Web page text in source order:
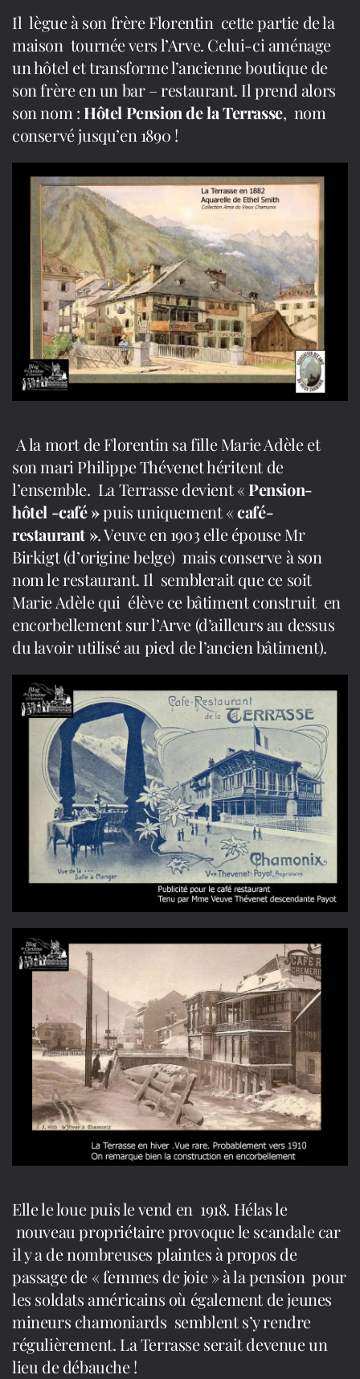
Il lègue à son frère Florentin cette partie de la
maison tournée vers l’Arve. Celui-ci aménage
un hôtel et transforme l’ancienne boutique de
son frère en un bar – restaurant. Il prend alors
son nom : Hôtel Pension de la Terrasse, nom
conservé jusqu’en 1890 !
A la mort de Florentin sa fille Marie Adèle et
son mari Philippe Thévenet héritent de
l’ensemble. La Terrasse devient « Pension-
hôtel -café »puis uniquement «café-
restaurant ». Veuve en 1903 elle épouse Mr
Birkigt (d’origine belge) mais conserve à son
nom le restaurant. Il semblerait que ce soit
Marie Adèle qui élève ce bâtiment construit en
encorbellement sur l’Arve (d’ailleurs au dessus
du lavoir utilisé au pied de l’ancien bâtiment).
Elle le loue puis le vend en 1918. Hélas le
nouveau propriétaire provoque le scandale car
il y a de nombreuses plaintes à propos de
passage de « femmes de joie » à la pension pour
les soldats américains où également de jeunes
mineurs chamoniards semblent s’y rendre
régulièrement. La Terrasse serait devenue un
lieu de débauche !